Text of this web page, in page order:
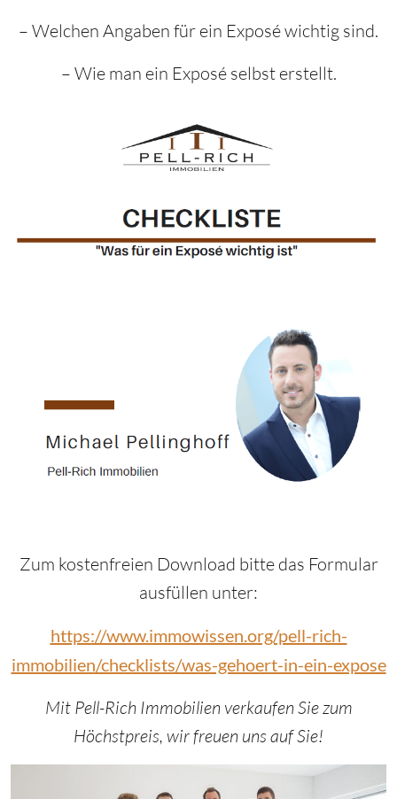
– Welchen Angaben für ein Exposé wichtig sind.
– Wie man ein Exposé selbst erstellt.
Zum kostenfreien Download bitte das Formular
ausfüllen unter:
https://www.immowissen.org/pell-rich-
immobilien/checklists/was-gehoert-in-ein-expose
Mit Pell-Rich Immobilien verkaufen Sie zum
Höchstpreis, wir freuen uns auf Sie!